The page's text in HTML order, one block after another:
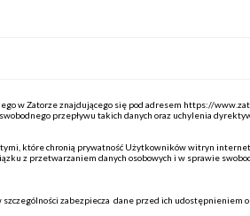
w Zatorze znajdującego się pod adresem https://
przepływu takich danych oraz uchylenia
które chronią prywatność Użytkowników witryn
z przetwarzaniem danych osobowych i w sprawie
zabezpiecza dane przed ich